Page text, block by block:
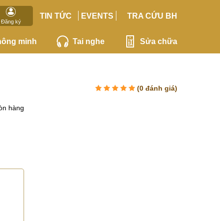
Đăng ký
TIN TỨC EVENTS TRA CỨU BH
minh Tai nghe Sửa chữa
(0 đánh giá)
hàng